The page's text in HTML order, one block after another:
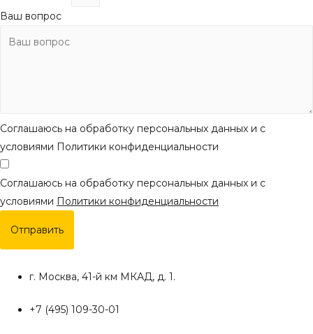
Ваш вопрос
Соглашаюсь на обработку персональных данных и с
условиями Политики конфиденциальности
Соглашаюсь на обработку персональных данных и с
условиями Политики конфиденциальности
Отправить
г. Москва, 41-й км МКАД, д. 1.
+7 (495) 109-30-01